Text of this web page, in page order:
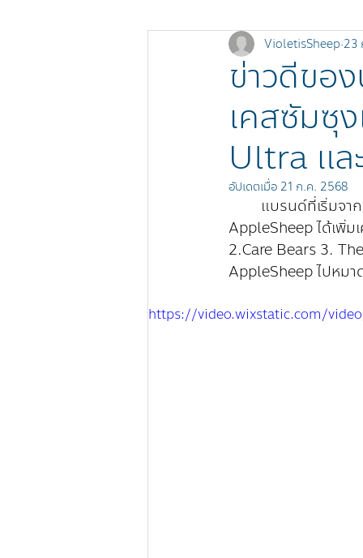
MOMOREI Monchhichi
POKÉMON SHEEP Events
ข่าวดีขอ
เคสซัมซุ
Ultra แล
VioletisSheep 23
อัปเดตเมื่อ 21 ก.ค. 2568
แบรนด์ที่เริ่มจา
AppleSheep ได้เพิ่ม
2.Care Bears 3.
AppleSheep ไปหมา
https://video.wixstatic.com/